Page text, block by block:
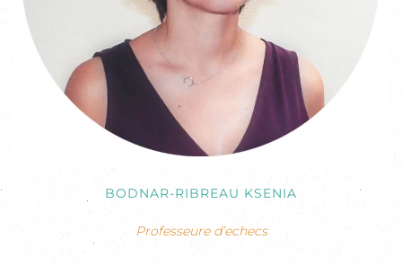
BODNAR-RIBREAU KSENIA
Professeure d’echecs